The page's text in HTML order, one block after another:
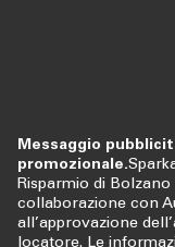
Messaggio
promozionale.
Risparmio di
collaborazione con
all’approvazione
locatore. Le